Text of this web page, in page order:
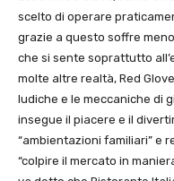
scelto di operare
grazie a questo soffre
che si sente soprattutto
molte altre realtà, Red
ludiche e le meccaniche di
insegue il piacere e il
“ambientazioni familiari” e
“colpire il mercato in